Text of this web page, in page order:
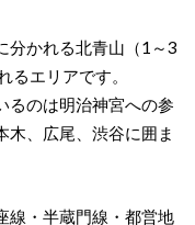
分かれる北青山（1～3
エリアです。
るのは明治神宮への参
木、広尾、渋谷に囲ま
線・半蔵門線・都営地